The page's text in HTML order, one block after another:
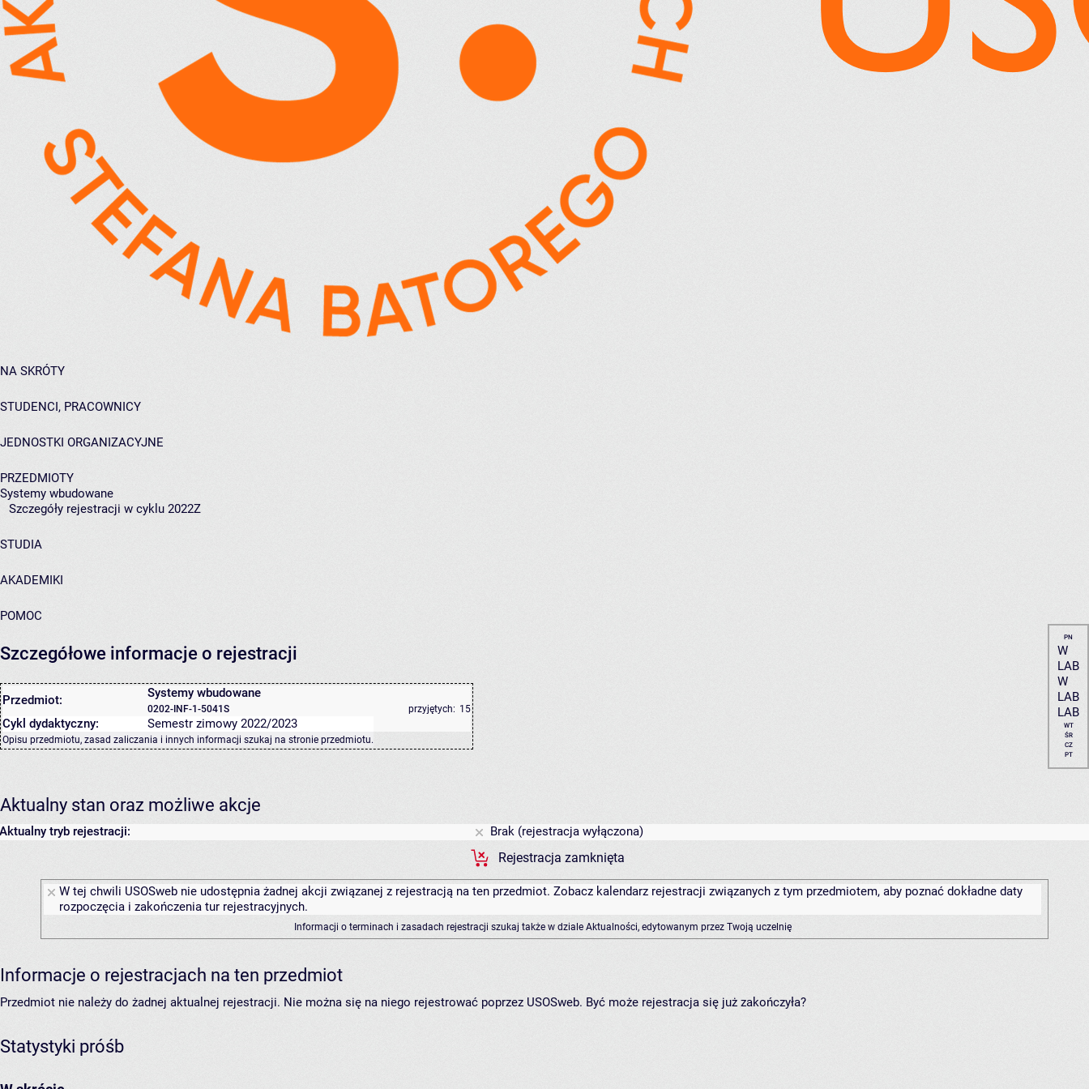
NA SKRÓTY
STUDENCI, PRACOWNICY
JEDNOSTKI ORGANIZACYJNE
PRZEDMIOTY
Systemy wbudowane
Szczegóły rejestracji w cyklu 2022Z
STUDIA
AKADEMIKI
POMOC
Szczegółowe informacje o rejestracji
Przedmiot: Systemy wbudowane
0202-INF-1-5041S przyjętych: 15
Cykl dydaktyczny: Semestr zimowy 2022/2023
Opisu przedmiotu, zasad zaliczania i innych informacji szukaj na stronie przedmiotu.
PN
W
LAB
W
LAB
LAB
WT
ŚR
CZ
PT
Aktualny stan oraz możliwe akcje
Aktualny tryb rejestracji:
Brak (rejestracja wyłączona)
Rejestracja zamknięta
W tej chwili USOSweb nie udostępnia żadnej akcji związanej z rejestracją na ten przedmiot. Zobacz kalendarz rejestracji związanych z tym przedmiotem, aby poznać dokładne daty
rozpoczęcia i zakończenia tur rejestracyjnych.
Informacji o terminach i zasadach rejestracji szukaj także w dziale Aktualności, edytowanym przez Twoją uczelnię
Informacje o rejestracjach na ten przedmiot
Przedmiot nie należy do żadnej aktualnej rejestracji. Nie można się na niego rejestrować poprzez USOSweb. Być może rejestracja się już zakończyła?
Statystyki próśb